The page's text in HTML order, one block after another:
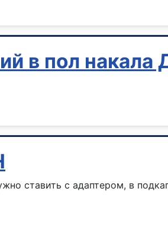
в пол
ставить с адаптером, в